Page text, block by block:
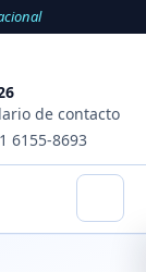
de contacto
6155-8693